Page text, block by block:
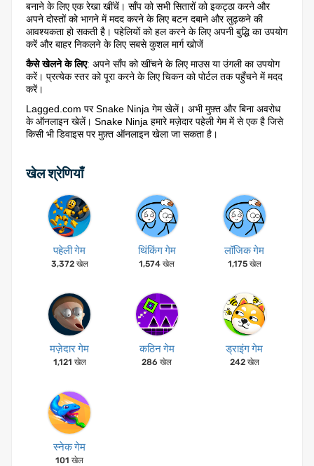
बनाने के लिए एक रेखा खींचें। साँप को सभी सितारों को इकट्ठा करने और
अपने दोस्तों को भागने में मदद करने के लिए बटन दबाने और लुढ़कने की
आवश्यकता हो सकती है। पहेलियों को हल करने के लिए अपनी बुद्धि का उपयोग
करें और बाहर निकलने के लिए सबसे कुशल मार्ग खोजें
कैसे खेलने के लिए: अपने साँप को खींचने के लिए माउस या उंगली का उपयोग
करें। प्रत्येक स्तर को पूरा करने के लिए चिकन को पोर्टल तक पहुँचने में मदद
करें।
Lagged.com पर Snake Ninja गेम खेलें। अभी मुफ़्त और बिना अवरोध
के ऑनलाइन खेलें। Snake Ninja हमारे मज़ेदार पहेली गेम में से एक है जिसे
किसी भी डिवाइस पर मुफ़्त ऑनलाइन खेला जा सकता है।
खेल श्रेणियाँ
पहेली गेम
3,372 खेल
थिंकिंग गेम
1,574 खेल
लॉजिक गेम
1,175 खेल
मज़ेदार गेम
1,121 खेल
कठिन गेम
286 खेल
ड्राइंग गेम
242 खेल
स्नेक गेम
101 खेल